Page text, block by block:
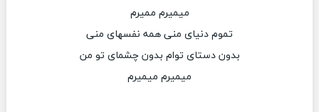
میمیرم ممیرم
تموم دنیای منی همه نفسهای منی
بدون دستای توام بدون چشمای تو من
میمیرم میمیرم